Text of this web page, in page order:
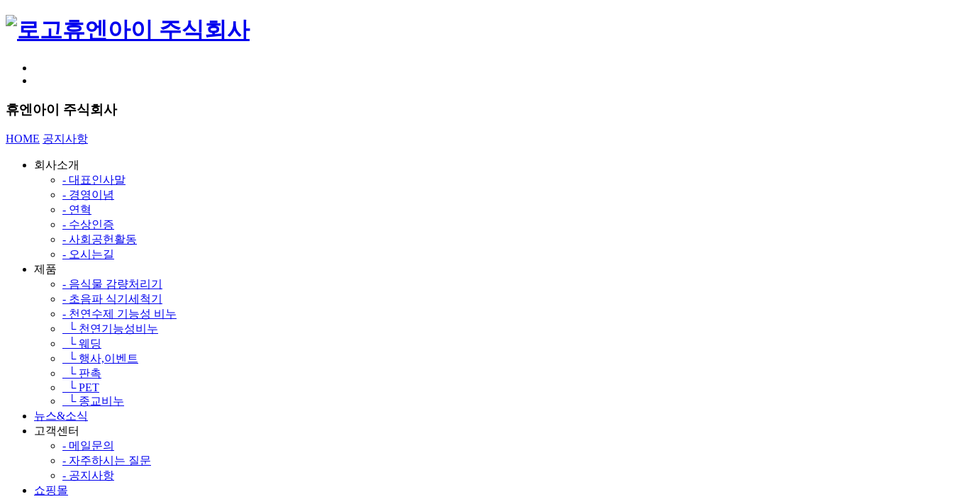
휴엔아이 주식회사
휴엔아이 주식회사
HOME 공지사항
회사소개
- 대표인사말
- 경영이념
- 연혁
- 수상인증
- 사회공헌활동
- 오시는길
제품
- 음식물 감량처리기
- 초음파 식기세척기
- 천연수제 기능성 비누
└ 천연기능성비누
└ 웨딩
└ 행사,이벤트
└ 판촉
└ PET
└ 종교비누
뉴스&소식
고객센터
- 메일문의
- 자주하시는 질문
- 공지사항
쇼핑몰